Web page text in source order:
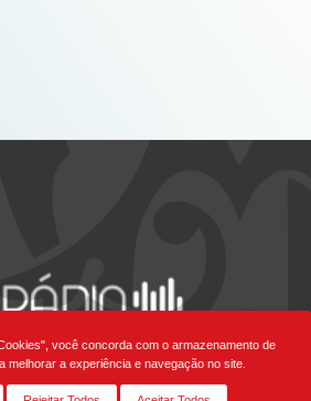
você concorda com o armazenamento de
melhorar a experiência e navegação no site.